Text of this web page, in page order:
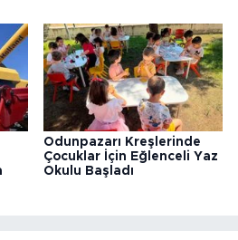
Odunpazarı Kreşlerinde
Çocuklar İçin Eğlenceli Yaz
Okulu Başladı